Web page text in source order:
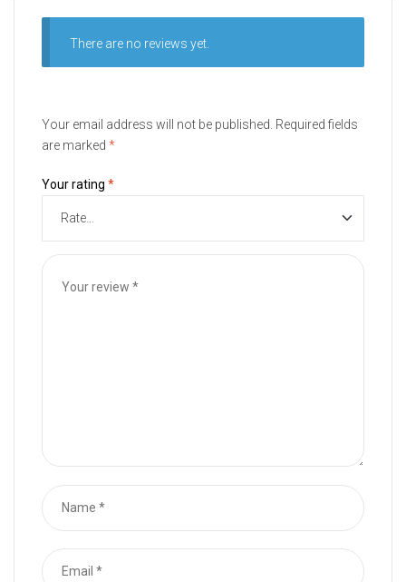
There are no reviews yet.
Your email address will not be published. Required fields
are marked *
Your rating *